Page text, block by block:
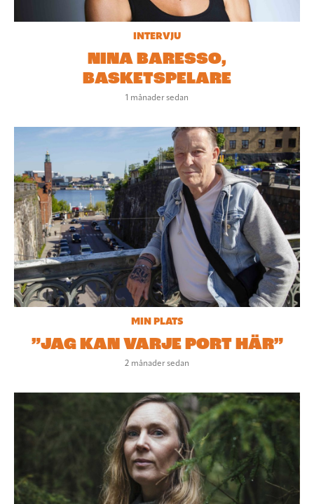
INTERVJU
NINA BARESSO,
BASKETSPELARE
1 månader sedan
MIN PLATS
”JAG KAN VARJE PORT HÄR”
2 månader sedan